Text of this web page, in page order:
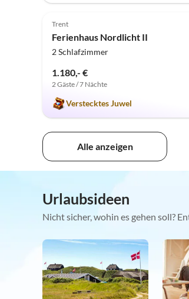
4.9 (8)
Trent
Ferienhaus Nordlicht II
2 Schlafzimmer
1.180,- €
2 Gäste / 7 Nächte
Verstecktes Juwel
Alle anzeigen
Urlaubsideen
Nicht sicher, wohin es gehen soll?